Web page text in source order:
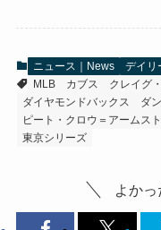
ニュース｜News
デイリ
MLB
カブス クレイグ
ダイヤモンドバックス
ダ
ピート・クロウ＝アームス
東京シリーズ
よかっ